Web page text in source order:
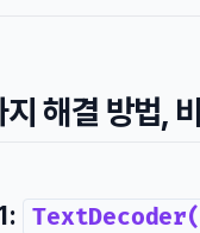
지 해결 방법,